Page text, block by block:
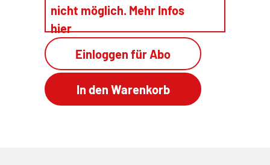
nicht möglich. Mehr Infos
hier
Einloggen für Abo